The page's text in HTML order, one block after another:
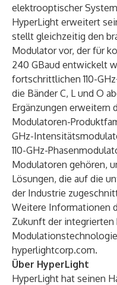
elektrooptischer
HyperLight erweitert
stellt gleichzeitig den
Modulator vor, der für
240 GBaud entwickelt
fortschrittlichen 110-
die Bänder C, L und O
Ergänzungen erweitern
Modulatoren-
GHz-
110-GHz-
Modulatoren gehören,
Lösungen, die auf die
der Industrie
Weitere Informationen
Zukunft der
hyperlightcorp.com.
Über HyperLight
HyperLight hat seinen